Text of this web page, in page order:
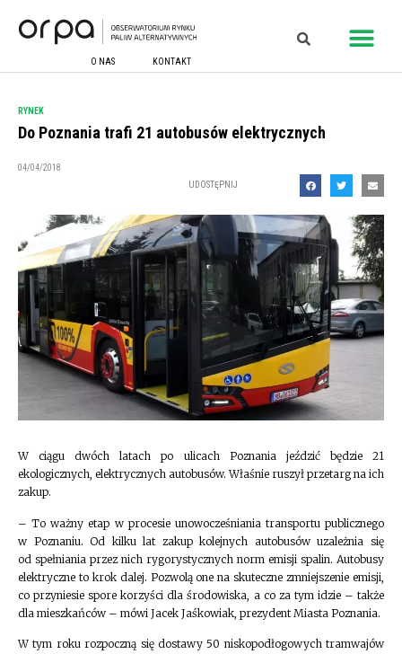
O NAS KONTAKT
RYNEK
Do Poznania trafi 21 autobusów elektrycznych
04/04/2018
UDOSTĘPNIJ
W ciągu dwóch latach po ulicach Poznania jeździć będzie 21
ekologicznych, elektrycznych autobusów. Właśnie ruszył przetarg na ich
zakup.
– To ważny etap w procesie unowocześniania transportu publicznego
w Poznaniu. Od kilku lat zakup kolejnych autobusów uzależnia się
od spełniania przez nich rygorystycznych norm emisji spalin. Autobusy
elektryczne to krok dalej. Pozwolą one na skuteczne zmniejszenie emisji,
co przyniesie spore korzyści dla środowiska, a co za tym idzie – także
dla mieszkańców – mówi Jacek Jaśkowiak, prezydent Miasta Poznania.
W tym roku rozpoczną się dostawy 50 niskopodłogowych tramwajów